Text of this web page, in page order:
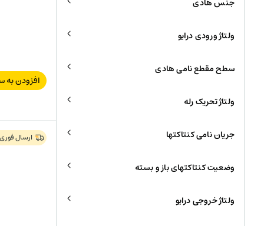
افزودن به
ارسال فوری
جنس هادی
ولتاژ ورودی درایو
سطح مقطع نامی هادی
ولتاژ تحریک رله
جریان نامی کنتاکتها
وضعیت کنتاکتهای باز و بسته
ولتاژ خروجی درایو